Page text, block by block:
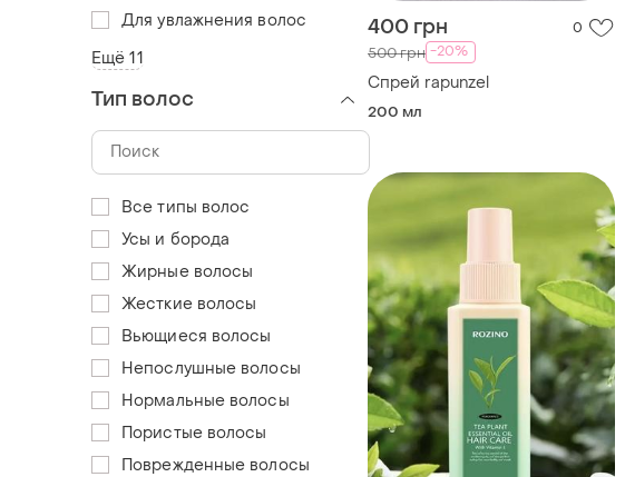
400 грн 0
500 грн -20%
Спрей rapunzel
200 мл
Для увлажнения волос
Ещё 11
Тип волос
Все типы волос
Усы и борода
Жирные волосы
Жесткие волосы
Вьющиеся волосы
Непослушные волосы
Нормальные волосы
Пористые волосы
Поврежденные волосы